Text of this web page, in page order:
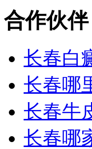
合作伙伴
长春白
长春哪
长春牛
长春哪